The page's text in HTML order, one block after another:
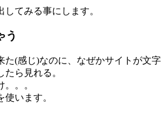
てみる事にします。
う
(感じ)なのに、なぜかサイトが文字
ら見れる。
。。
います。